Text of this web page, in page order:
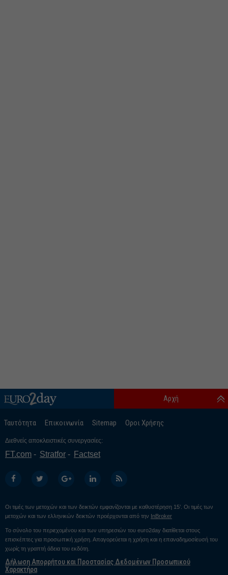
Ταυτότητα Επικοινωνία Sitemap Οροι Χρήσης
Αρχή
Διεθνείς αποκλειστικές συνεργασίες:
FT.com Stratfor Factset
Οι τιμές των μετοχών και των δεικτών εμφανίζονται με καθυστέρηση 15’. Οι τιμές των
μετοχών και των ελληνικών δεικτών προέρχονται από την InBroker
Το σύνολο του περιεχομένου και των υπηρεσιών του euro2day διατίθεται στους
επισκέπτες για προσωπική χρήση. Απαγορεύεται η χρήση και η επαναδημοσίευσή του
χωρίς τη γραπτή άδεια του εκδότη.
Δήλωση Απορρήτου και Προστασίας Δεδομένων Προσωπικού
Χαρακτήρα